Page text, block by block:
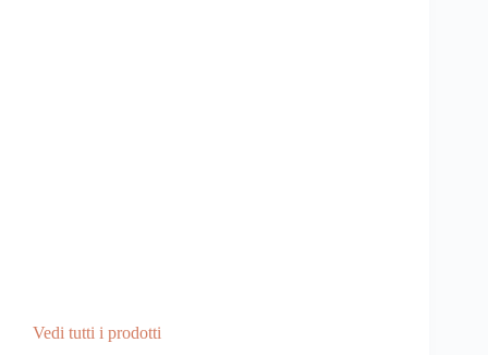
Vedi tutti i prodotti